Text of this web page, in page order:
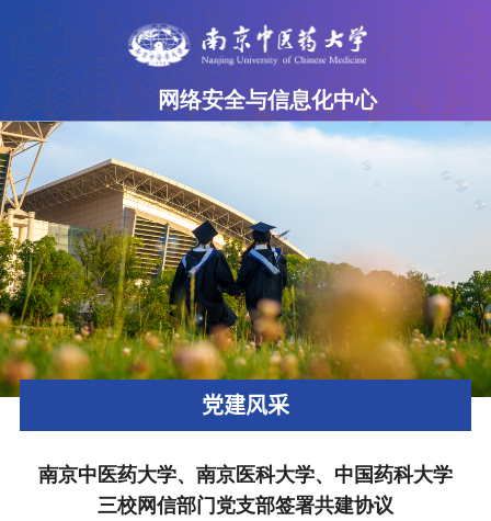
网络安全与信息化中心
网站首页
部门简介
工作动态
党建风采
服务指南
服务承诺
党建风采
南京中医药大学、南京医科大学、中国药科大学
三校网信部门党支部签署共建协议